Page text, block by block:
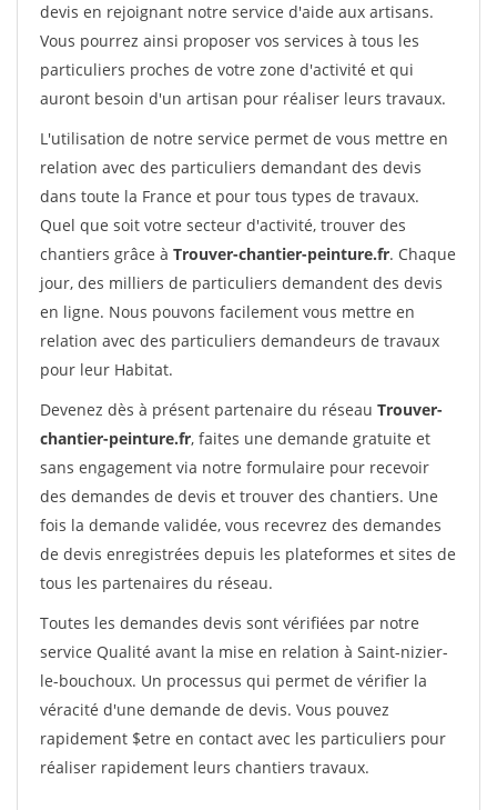
devis en rejoignant notre service d'aide aux artisans.
Vous pourrez ainsi proposer vos services à tous les
particuliers proches de votre zone d'activité et qui
auront besoin d'un artisan pour réaliser leurs travaux.
L'utilisation de notre service permet de vous mettre en
relation avec des particuliers demandant des devis
dans toute la France et pour tous types de travaux.
Quel que soit votre secteur d'activité, trouver des
chantiers grâce à Trouver-chantier-peinture.fr. Chaque
jour, des milliers de particuliers demandent des devis
en ligne. Nous pouvons facilement vous mettre en
relation avec des particuliers demandeurs de travaux
pour leur Habitat.
Devenez dès à présent partenaire du réseau Trouver-
chantier-peinture.fr, faites une demande gratuite et
sans engagement via notre formulaire pour recevoir
des demandes de devis et trouver des chantiers. Une
fois la demande validée, vous recevrez des demandes
de devis enregistrées depuis les plateformes et sites de
tous les partenaires du réseau.
Toutes les demandes devis sont vérifiées par notre
service Qualité avant la mise en relation à Saint-nizier-
le-bouchoux. Un processus qui permet de vérifier la
véracité d'une demande de devis. Vous pouvez
rapidement $etre en contact avec les particuliers pour
réaliser rapidement leurs chantiers travaux.